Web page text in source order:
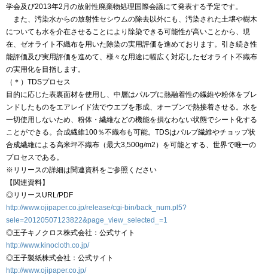
学会及び2013年2月の放射性廃棄物処理国際会議にて発表する予定です。
また、汚染水からの放射性セシウムの除去以外にも、汚染された土壌や樹木
についても水を介在させることにより除染できる可能性が高いことから、現
在、ゼオライト不織布を用いた除染の実用評価を進めております。引き続き性
能評価及び実用評価を進めて、様々な用途に幅広く対応したゼオライト不織布
の実用化を目指します。
（＊）TDSプロセス
目的に応じた表裏面材を使用し、中層はパルプに熱融着性の繊維や粉体をブレ
ンドしたものをエアレイド法でウエブを形成、オーブンで熱接着させる。水を
一切使用しないため、粉体・繊維などの機能を損なわない状態でシート化する
ことができる。合成繊維100％不織布も可能。TDSはパルプ繊維やチョップ状
合成繊維による高米坪不織布（最大3,500g/m2）を可能とする、世界で唯一の
プロセスである。
※リリースの詳細は関連資料をご参照ください
【関連資料】
◎リリースURL/PDF
http://www.ojipaper.co.jp/release/cgi-bin/back_num.pl5?
sele=20120507123822&page_view_selected_=1
◎王子キノクロス株式会社：公式サイト
http://www.kinocloth.co.jp/
◎王子製紙株式会社：公式サイト
http://www.ojipaper.co.jp/